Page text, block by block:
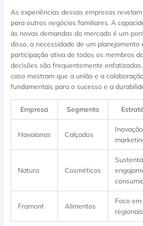
As experiências dessas empresas
para outros negócios familiares. A
às novas demandas do mercado é um
disso, a necessidade de um planejamento
participação ativa de todos os membros
decisões são frequentemente enfatizadas.
casomostram que a união e a
fundamentais para o sucesso e a
Empresa Segmento
Havaianas Calçados
Natura Cosméticos
Framont Alimentos
Foco